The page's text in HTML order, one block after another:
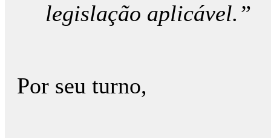
legislação aplicável.”
Por seu turno,